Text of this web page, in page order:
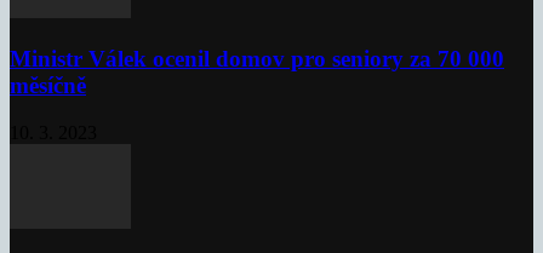
Ministr Válek ocenil domov pro seniory za 70 000
měsíčně